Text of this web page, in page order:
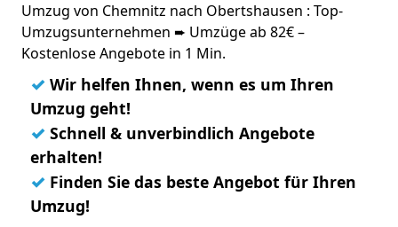
Umzug von Chemnitz nach Obertshausen : Top-
Umzugsunternehmen ➨ Umzüge ab 82€ –
Kostenlose Angebote in 1 Min.
✓ Wir helfen Ihnen, wenn es um Ihren
Umzug geht!
✓ Schnell & unverbindlich Angebote
erhalten!
✓ Finden Sie das beste Angebot für Ihren
Umzug!